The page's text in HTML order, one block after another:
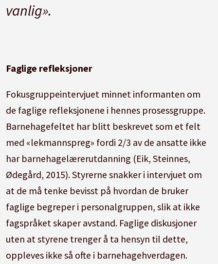
vanlig».
Faglige refleksjoner
Fokusgruppeintervjuet minnet informanten om
de faglige refleksjonene i hennes prosessgruppe.
Barnehagefeltet har blitt beskrevet som et felt
med «lekmannspreg» fordi 2/3 av de ansatte ikke
har barnehagelærerutdanning (Eik, Steinnes,
Ødegård, 2015). Styrerne snakker i intervjuet om
at de må tenke bevisst på hvordan de bruker
faglige begreper i personalgruppen, slik at ikke
fagspråket skaper avstand. Faglige diskusjoner
uten at styrene trenger å ta hensyn til dette,
oppleves ikke så ofte i barnehagehverdagen.